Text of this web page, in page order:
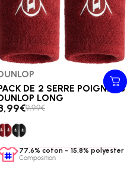
LONGLONG
élasthanne - 0,9% spandex
DE 2 SERRE POIGNETS
LONG
9,99€
DE 2 SERRE POIGNETS
PACK DE 2 SERRE
77,6% coton - 15,8%
Composition